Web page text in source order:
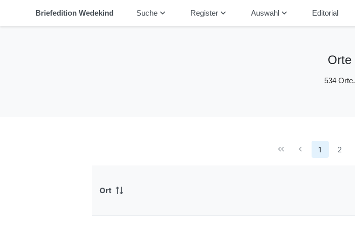
Briefedition Wedekind Suchekeyboard_arrow_down Registerkeyboard_arrow_down Auswahlkeyboard_arrow_down Editorial
Orte
534 Orte.
1 2
Ort